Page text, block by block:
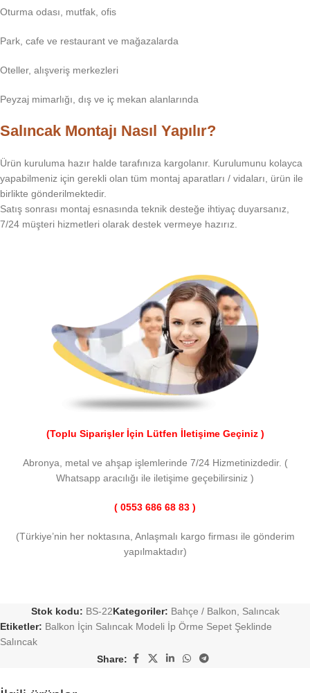
Oturma odası, mutfak, ofis
Park, cafe ve restaurant ve mağazalarda
Oteller, alışveriş merkezleri
Peyzaj mimarlığı, dış ve iç mekan alanlarında
Salıncak Montajı Nasıl Yapılır?
Ürün kuruluma hazır halde tarafınıza kargolanır. Kurulumunu kolayca
yapabilmeniz için gerekli olan tüm montaj aparatları / vidaları, ürün ile
birlikte gönderilmektedir.
Satış sonrası montaj esnasında teknik desteğe ihtiyaç duyarsanız,
7/24 müşteri hizmetleri olarak destek vermeye hazırız.
(Toplu Siparişler İçin Lütfen İletişime Geçiniz )
Abronya, metal ve ahşap işlemlerinde 7/24 Hizmetinizdedir. (
Whatsapp aracılığı ile iletişime geçebilirsiniz )
( 0553 686 68 83 )
(Türkiye’nin her noktasına, Anlaşmalı kargo firması ile gönderim
yapılmaktadır)
Stok kodu: BS-22Kategoriler: Bahçe / Balkon
Salıncak
Etiketler: Balkon İçin Salıncak Modeli İp Örme Sepet Şeklinde
Salıncak
Share: